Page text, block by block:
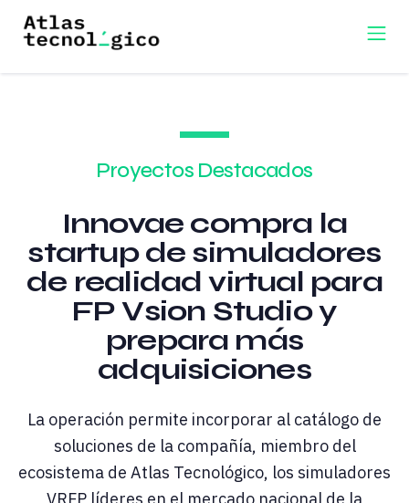
Proyectos Destacados
Innovae compra la
startup de simuladores
de realidad virtual para
FP Vsion Studio y
prepara más
adquisiciones
La operación permite incorporar al catálogo de
soluciones de la compañía, miembro del
ecosistema de Atlas Tecnológico, los simuladores